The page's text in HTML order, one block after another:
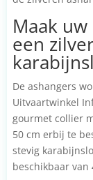
Maak
een
De ashangers
Uitvaartwinkel
gourmet collier
50 cm erbij te
stevig
beschikbaar van